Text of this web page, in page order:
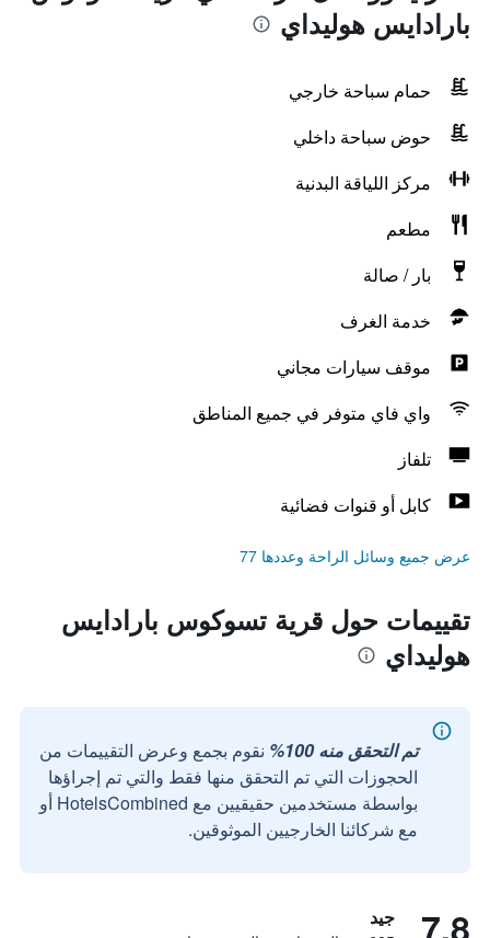
بارادايس هوليداي
حمام سباحة خارجي
حوض سباحة داخلي
مركز اللياقة البدنية
مطعم
بار / صالة
خدمة الغرف
موقف سيارات مجاني
واي فاي متوفر في جميع المناطق
تلفاز
كابل أو قنوات فضائية
عرض جميع وسائل الراحة وعددها 77
تقييمات حول قرية تسوكوس بارادايس
هوليداي
تم التحقق منه 100%
نقوم بجمع وعرض التقييمات من
الحجوزات التي تم التحقق منها فقط والتي تم إجراؤها
بواسطة مستخدمين حقيقيين مع HotelsCombined أو
مع شركائنا الخارجيين الموثوقين.
جيد